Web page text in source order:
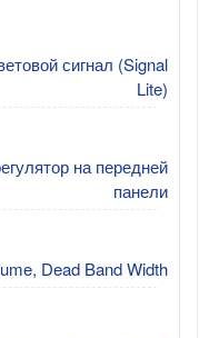
сигнал (Signal
Lite)
на передней
панели
Dead Band Width